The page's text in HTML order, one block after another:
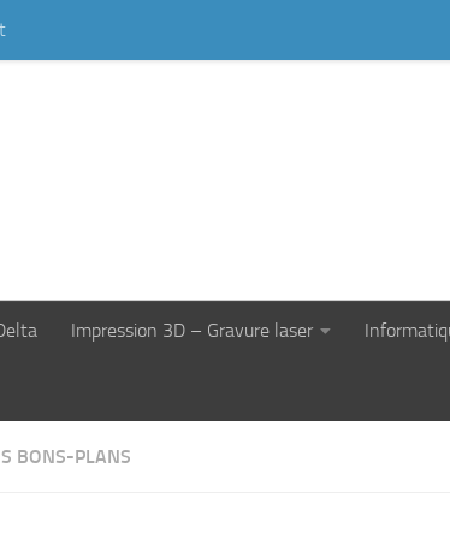
Impression 3D – Gravure laser
BONS-PLANS